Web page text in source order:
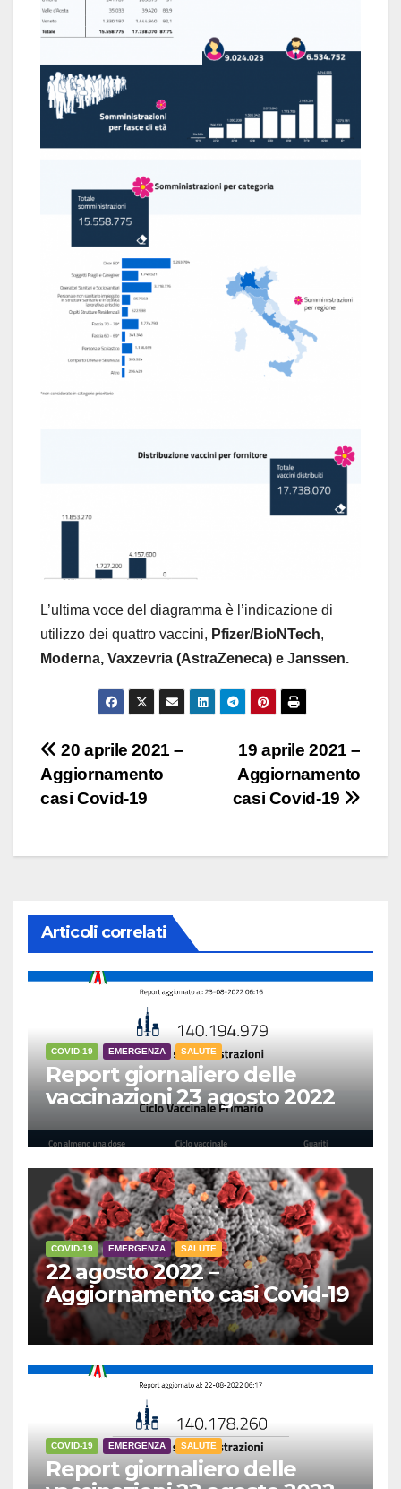
L’ultima voce del diagramma è l’indicazione di
utilizzo dei quattro vaccini, Pfizer/BioNTech,
Moderna, Vaxzevria (AstraZeneca) e Janssen.
Navigazione
articoli
19 aprile 2021 –
Aggiornamento
casi Covid-19
20 aprile 2021 –
Aggiornamento
casi Covid-19
Articoli correlati
COVID-19 EMERGENZA SALUTE
Report giornaliero delle
vaccinazioni 23 agosto 2022
COVID-19 EMERGENZA SALUTE
22 agosto 2022 –
Aggiornamento casi Covid-19
COVID-19 EMERGENZA SALUTE
Report giornaliero delle